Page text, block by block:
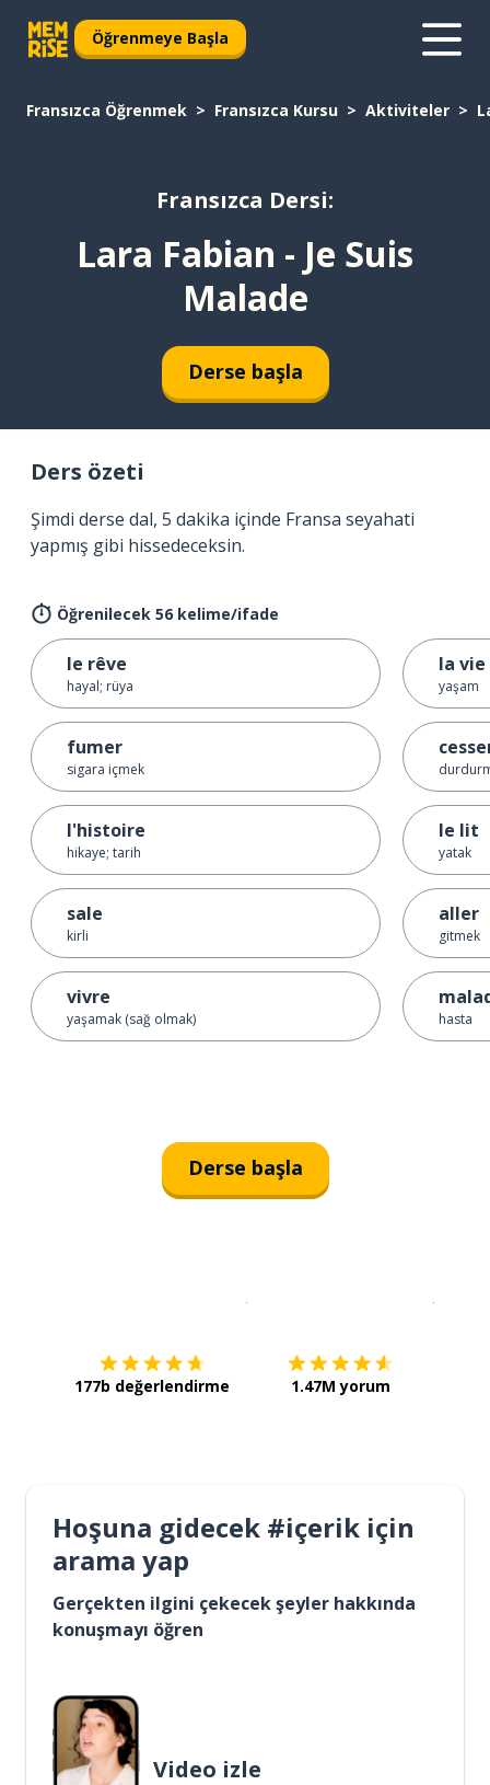
Öğrenmeye Başla
Fransızca Öğrenmek Fransızca Kursu Aktiviteler
Fransızca Dersi:
Lara Fabian - Je Suis
Malade
Derse başla
Ders özeti
Şimdi derse dal, 5 dakika içinde Fransa seyahati
yapmış gibi hissedeceksin.
Öğrenilecek 56 kelime/ifade
le rêve
hayal; rüya
fumer
sigara içmek
l'histoire
hikaye; tarih
sale
kirli
vivre
yaşamak (sağ olmak)
la vie
yaşam
le lit
yatak
aller
gitmek
hasta
Derse başla
177b değerlendirme 1.47M yorum
Hoşuna gidecek #içerik için
arama yap
Gerçekten ilgini çekecek şeyler hakkında
konuşmayı öğren
Video izle